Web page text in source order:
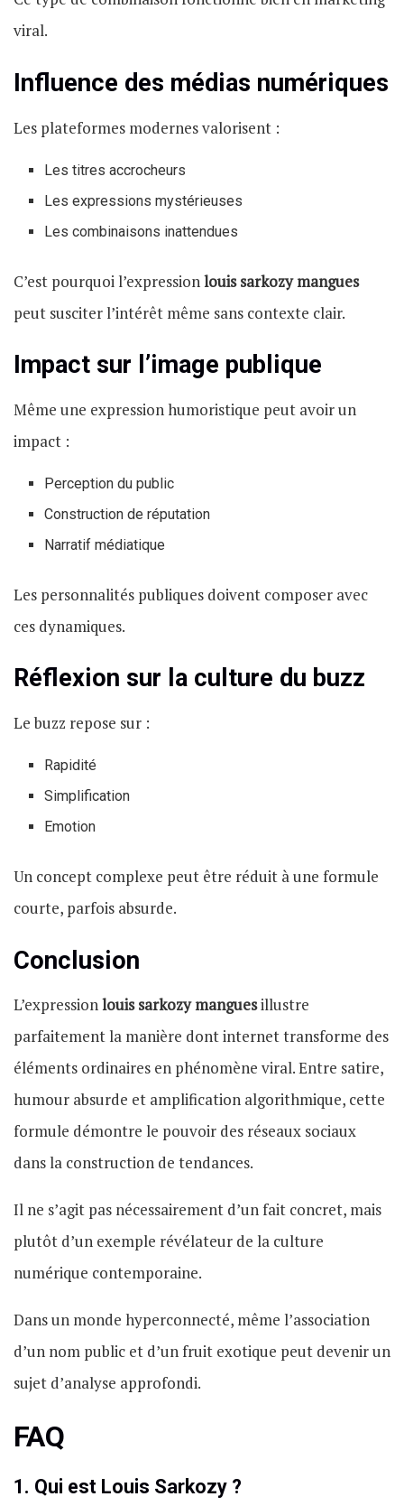
viral.
Influence des médias numériques
Les plateformes modernes valorisent :
Les titres accrocheurs
Les expressions mystérieuses
Les combinaisons inattendues
C’est pourquoi l’expression louis sarkozy mangues
peut susciter l’intérêt même sans contexte clair.
Impact sur l’image publique
Même une expression humoristique peut avoir un
impact :
Perception du public
Construction de réputation
Narratif médiatique
Les personnalités publiques doivent composer avec
ces dynamiques.
Réflexion sur la culture du buzz
Le buzz repose sur :
Rapidité
Simplification
Emotion
Un concept complexe peut être réduit à une formule
courte, parfois absurde.
Conclusion
L’expressionlouis sarkozy manguesillustre
parfaitement la manière dont internet transforme des
éléments ordinaires en phénomène viral. Entre satire,
humour absurde et amplification algorithmique, cette
formule démontre le pouvoir des réseaux sociaux
dans la construction de tendances.
Il ne s’agit pas nécessairement d’un fait concret, mais
plutôt d’un exemple révélateur de la culture
numérique contemporaine.
Dans un monde hyperconnecté, même l’association
d’un nom public et d’un fruit exotique peut devenir un
sujet d’analyse approfondi.
FAQ
1. Qui est Louis Sarkozy ?